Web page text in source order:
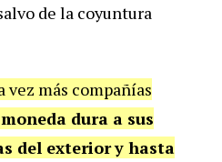
de la coyuntura
vez más compañías
dura a sus
del exteriory hasta